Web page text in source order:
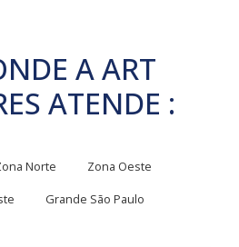
A ART
ATENDE :
Norte
Zona Oeste
Grande São Paulo